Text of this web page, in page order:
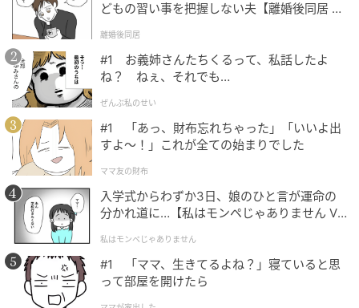
吉沢亮がハマり役だったと思う「出演作」ラ
ンキング！ 2位『銀魂』、では1位は？
の記事をもっとみる
どもの習い事を把握しない夫【離婚後同居 Vo
離婚後同居
#1 お義姉さんたちくるって、私話したよ
ね？ ねぇ、それでも…
ぜんぶ私のせい
#1 「あっ、財布忘れちゃった」「いいよ出
すよ〜！」これが全ての始まりでした
ママ友の財布
入学式からわずか3日、娘のひと言が運命の
分かれ道に…【私はモンペじゃありません Vo
私はモンペじゃありません
#1 「ママ、生きてるよね？」寝ていると思
って部屋を開けたら